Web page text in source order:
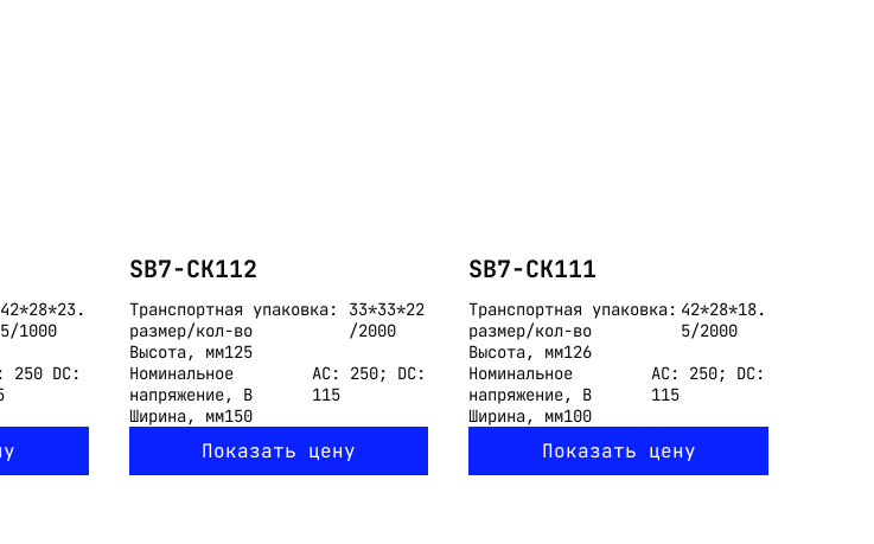
42*28*23.
5/1000
250 DC:
SB7-CK112
Транспортная упаковка:
размер/кол-во
33*33*22
/2000
Высота, мм125
Номинальное
напряжение, В
AC: 250; DC:
115
Ширина, мм150
Показать цену
SB7-CK111
Транспортная упаковка:
размер/кол-во
42*28*18.
5/2000
Высота, мм126
Номинальное
напряжение, В
AC: 250; DC:
115
Ширина, мм100
Показать цену